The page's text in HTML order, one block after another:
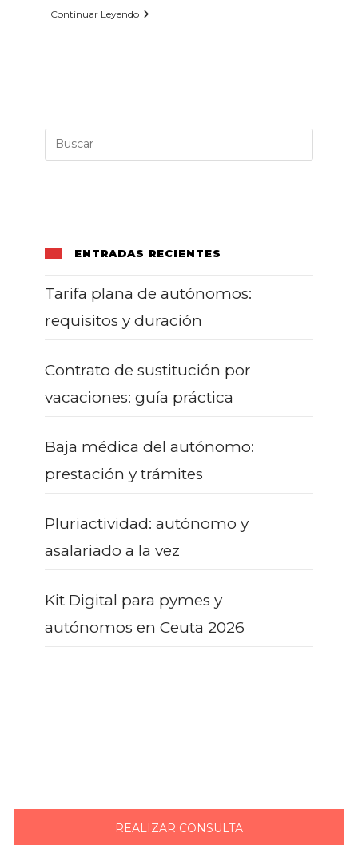
Continuar LeyendoImportación
En
ENTRADAS RECIENTES
Tarifa plana de autónomos:
requisitos y duración
Contrato de sustitución por
vacaciones: guía práctica
Baja médica del autónomo:
prestación y trámites
Pluriactividad: autónomo y
asalariado a la vez
Kit Digital para pymes y
autónomos en Ceuta 2026
REALIZAR CONSULTA